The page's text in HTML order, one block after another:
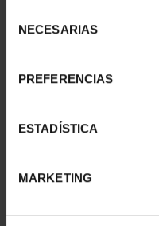
NECESARIAS
PREFERENCIAS
ESTADÍSTICA
MARKETING
2 Productos encontrados